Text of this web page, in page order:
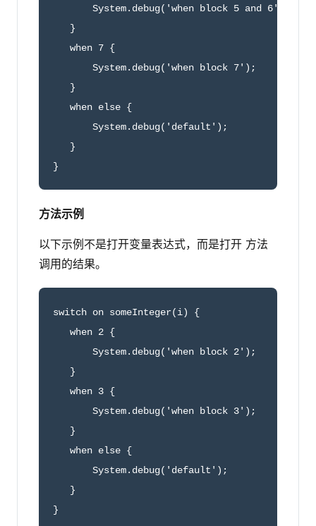
       System.debug('when block 5 and 6');
   }
   when 7 {
       System.debug('when block 7');
   }
   when else {
       System.debug('default');
   }
}
方法示例
以下示例不是打开变量表达式，而是打开 方法
调用的结果。
switch on someInteger(i) {
   when 2 {
       System.debug('when block 2');
   }
   when 3 {
       System.debug('when block 3');
   }
   when else {
       System.debug('default');
   }
}